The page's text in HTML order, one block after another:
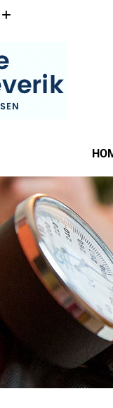
Tekst
10%